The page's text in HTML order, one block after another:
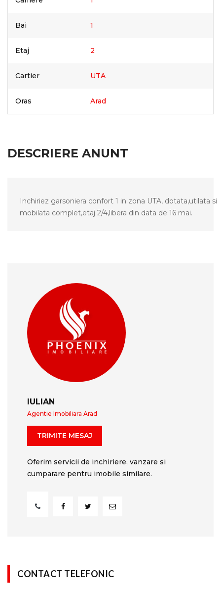
Bai 1
Etaj 2
Cartier UTA
Oras Arad
DESCRIERE ANUNT
Inchiriez garsoniera confort 1 in zona UTA, dotata,utilata si
mobilata complet,etaj 2/4,libera din data de 16 mai.
IULIAN
Agentie Imobiliara Arad
TRIMITE MESAJ
Oferim servicii de inchiriere, vanzare si
cumparare pentru imobile similare.
CONTACT TELEFONIC